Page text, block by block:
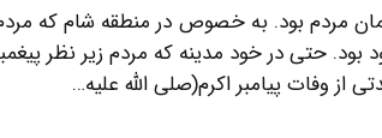
مردم بود. به خصوص در منطقه شام که مردم
حتی در خود مدینه که مردم زیر نظر پیغمبر
از وفات پیامبر اکرم(صلی الله علیه…